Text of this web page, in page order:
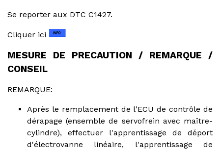
Se reporter aux DTC C1427.
Cliquer ici
MESURE DE PRECAUTION / REMARQUE /
CONSEIL
REMARQUE:
Après le remplacement de l'ECU de contrôle de
dérapage (ensemble de servofrein avec maître-
cylindre), effectuer l'apprentissage de déport
d'électrovanne linéaire, l'apprentissage de